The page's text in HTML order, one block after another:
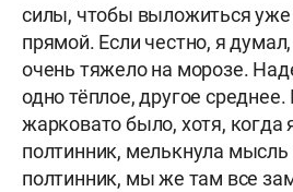
силы, чтобы выложиться
прямой. Если честно, я
очень тяжело на морозе.
одно тёплое, другое среднее.
жарковато было, хотя, когда
полтинник, мелькнула мысль
полтинник, мы же там все